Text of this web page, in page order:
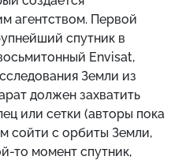
агентством. Первой
спутник в
Envisat,
Земли из
должен захватить
или сетки (авторы пока
сойти с орбиты Земли,
то момент спутник,